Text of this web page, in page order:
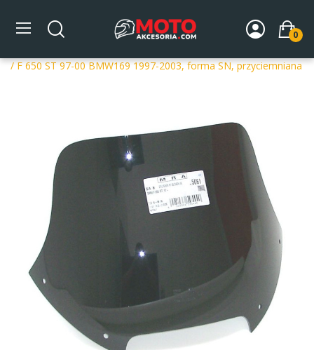
0
Strona główna DLA MOTOCYKLA Szyby
Szyby
/ F 650 ST 97-00 BMW169 1997-2003, forma SN, przyciemniana